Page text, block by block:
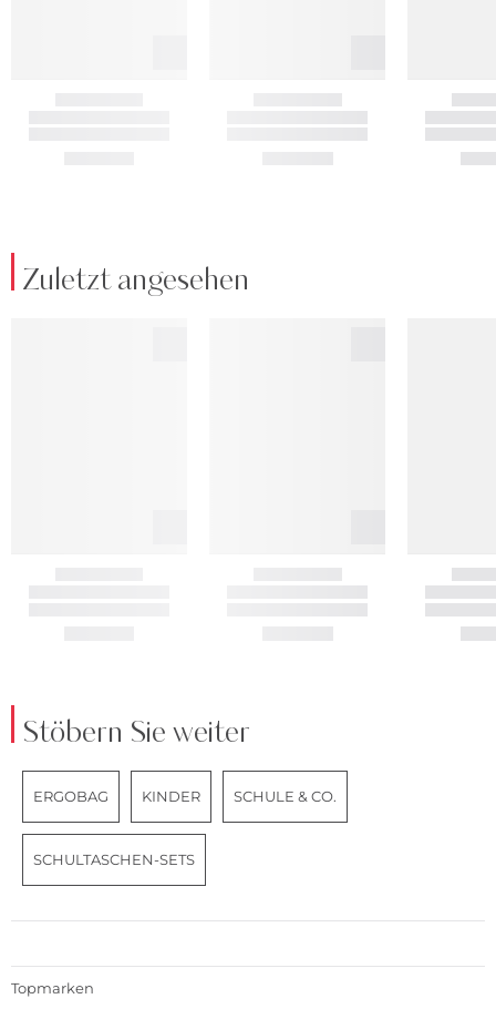
Zuletzt angesehen
Stöbern Sie weiter
ERGOBAG KINDER SCHULE & CO.
SCHULTASCHEN-SETS
Topmarken